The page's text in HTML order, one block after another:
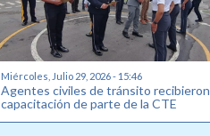
Miércoles, Julio 29, 2026 - 15:46
Agentes civiles de tránsito recibieron
capacitación de parte de la CTE